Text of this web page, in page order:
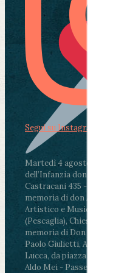
Martedì 4 agosto2026
dell’Infanzia don Aldo
Castracani 435 -
memoria di don Aldo
Artistico e Musicale
(Pescaglia), Chiesa
memoria di Don Aldo
Paolo Giulietti,
Lucca, da piazza San
Aldo Mei - Passeggiata
Segui su Instagram